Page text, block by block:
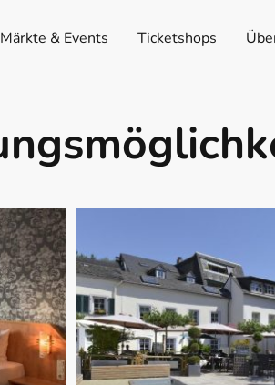
Märkte & Events Ticketshops